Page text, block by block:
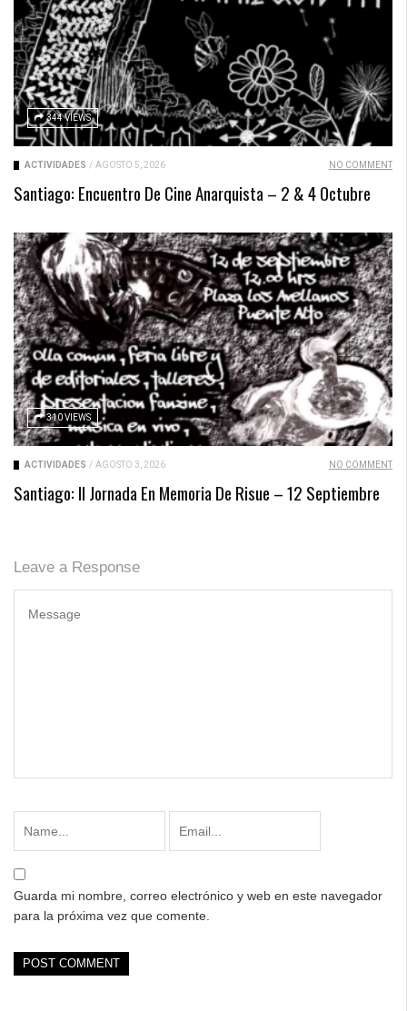
344 VIEWS
ACTIVIDADES / AGOSTO 5, 2026 NO COMMENT
Santiago: Encuentro De Cine Anarquista – 2 & 4 Octubre
310 VIEWS
ACTIVIDADES / AGOSTO 3, 2026 NO COMMENT
Santiago: II Jornada En Memoria De Risue – 12 Septiembre
Leave a Response
Guarda mi nombre, correo electrónico y web en este navegador
para la próxima vez que comente.